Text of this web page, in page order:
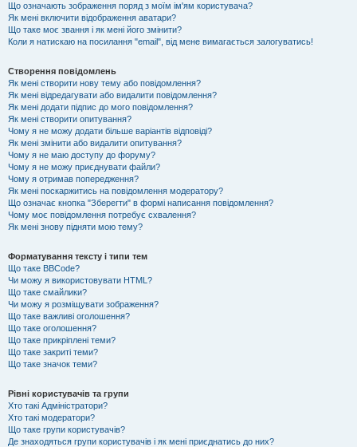
Що означають зображення поряд з моїм ім'ям користувача?
Як мені включити відображення аватари?
Що таке моє звання і як мені його змінити?
Коли я натискаю на посилання "email", від мене вимагається залогуватись!
Створення повідомлень
Як мені створити нову тему або повідомлення?
Як мені відредагувати або видалити повідомлення?
Як мені додати підпис до мого повідомлення?
Як мені створити опитування?
Чому я не можу додати більше варіантів відповіді?
Як мені змінити або видалити опитування?
Чому я не маю доступу до форуму?
Чому я не можу приєднувати файли?
Чому я отримав попередження?
Як мені поскаржитись на повідомлення модератору?
Що означає кнопка "Зберегти" в формі написання повідомлення?
Чому моє повідомлення потребує схвалення?
Як мені знову підняти мою тему?
Форматування тексту і типи тем
Що таке BBCode?
Чи можу я використовувати HTML?
Що таке смайлики?
Чи можу я розміщувати зображення?
Що таке важливі оголошення?
Що таке оголошення?
Що таке прикріплені теми?
Що таке закриті теми?
Що таке значок теми?
Рівні користувачів та групи
Хто такі Адміністратори?
Хто такі модератори?
Що таке групи користувачів?
Де знаходяться групи користувачів і як мені приєднатись до них?